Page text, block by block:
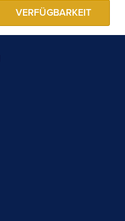
VERFÜGBARKEIT